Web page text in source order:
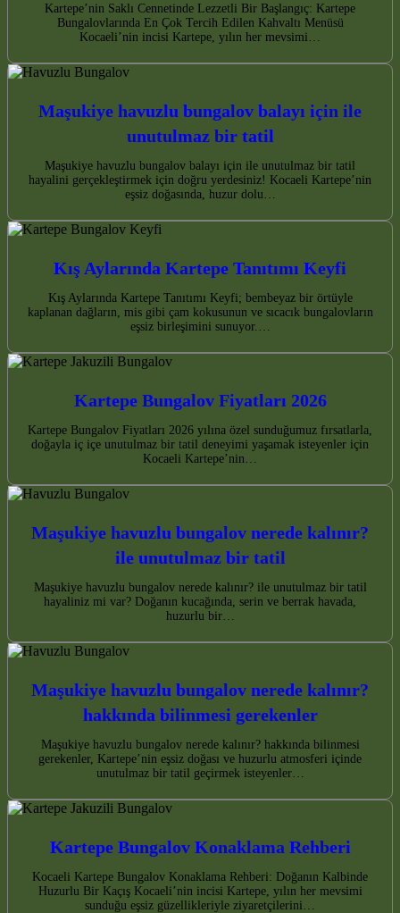
Kartepe’nin Saklı Cennetinde Lezzetli Bir Başlangıç: Kartepe
Bungalovlarında En Çok Tercih Edilen Kahvaltı Menüsü
Kocaeli’nin incisi Kartepe, yılın her mevsimi…
Maşukiye havuzlu bungalov balayı için ile
unutulmaz bir tatil
Maşukiye havuzlu bungalov balayı için ile unutulmaz bir tatil
hayalini gerçekleştirmek için doğru yerdesiniz! Kocaeli Kartepe’nin
eşsiz doğasında, huzur dolu…
Kış Aylarında Kartepe Tanıtımı Keyfi
Kış Aylarında Kartepe Tanıtımı Keyfi; bembeyaz bir örtüyle
kaplanan dağların, mis gibi çam kokusunun ve sıcacık bungalovların
eşsiz birleşimini sunuyor.…
Kartepe Bungalov Fiyatları 2026
Kartepe Bungalov Fiyatları 2026 yılına özel sunduğumuz fırsatlarla,
doğayla iç içe unutulmaz bir tatil deneyimi yaşamak isteyenler için
Kocaeli Kartepe’nin…
Maşukiye havuzlu bungalov nerede kalınır?
ile unutulmaz bir tatil
Maşukiye havuzlu bungalov nerede kalınır? ile unutulmaz bir tatil
hayaliniz mi var? Doğanın kucağında, serin ve berrak havada,
huzurlu bir…
Maşukiye havuzlu bungalov nerede kalınır?
hakkında bilinmesi gerekenler
Maşukiye havuzlu bungalov nerede kalınır? hakkında bilinmesi
gerekenler, Kartepe’nin eşsiz doğası ve huzurlu atmosferi içinde
unutulmaz bir tatil geçirmek isteyenler…
Kartepe Bungalov Konaklama Rehberi
Kocaeli Kartepe Bungalov Konaklama Rehberi: Doğanın Kalbinde
Huzurlu Bir Kaçış Kocaeli’nin incisi Kartepe, yılın her mevsimi
sunduğu eşsiz güzellikleriyle ziyaretçilerini…